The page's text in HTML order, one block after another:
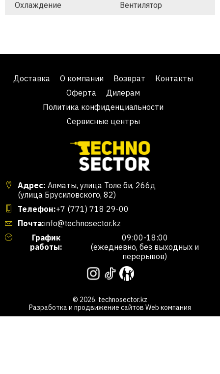
Охлаждение Вентилятор
Доставка О компании Возврат
Контакты
Оферта
Дилерам
Политика конфиденциальности
Сервисные центры
Адрес: Алматы, улица Толе би, 266д
(улица Брусиловского, 82)
Телефон:+7 (771) 718 29-00
Почта:info@technosector.kz
График
работы:
09:00-18:00
(ежедневно, без выходных и
перерывов)
© 2026. technosector.kz
Разработка и продвижение сайтов Web компания